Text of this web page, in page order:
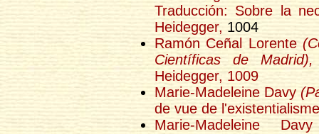
Traducción: Sobre la
Heidegger, 1004
Ramón Ceñal Lorente
Científicas de Madrid),
Heidegger, 1009
Marie-Madeleine Davy
de vue de
Marie-Madeleine